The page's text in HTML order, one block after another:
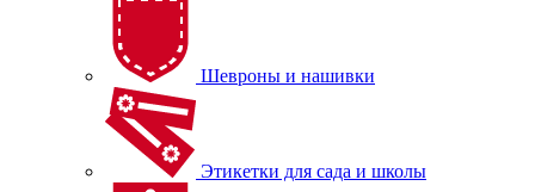
Шевроны и нашивки
Этикетки для сада и школы